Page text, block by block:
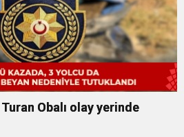
Obalı olay yerinde